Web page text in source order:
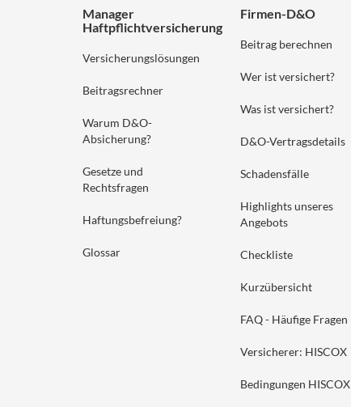
Manager
Haftpflichtversicherung
Versicherungslösungen
Beitragsrechner
Warum D&O-
Absicherung?
Gesetze und
Rechtsfragen
Haftungsbefreiung?
Glossar
Firmen-D&O
Beitrag berechnen
Wer ist versichert?
Was ist versichert?
D&O-Vertragsdetails
Schadensfälle
Highlights unseres
Angebots
Checkliste
Kurzübersicht
FAQ - Häufige Fragen
Versicherer: HISCOX
Bedingungen HISCOX